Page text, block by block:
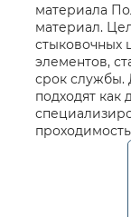
материала
материал.
стыковочных
элементов,
срок службы.
подходят как